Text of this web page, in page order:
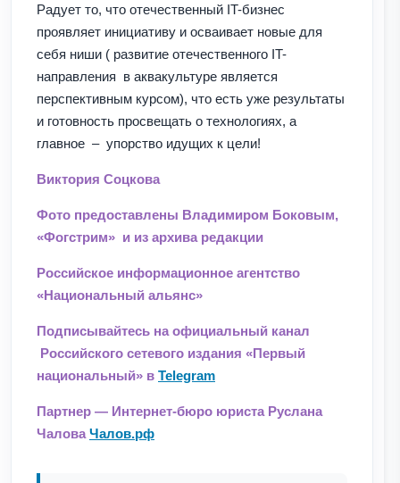
Радует то, что отечественный IT-бизнес
проявляет инициативу и осваивает новые для
себя ниши ( развитие отечественного IT-
направления в аквакультуре является
перспективным курсом), что есть уже результаты
и готовность просвещать о технологиях, а
главное – упорство идущих к цели!
Виктория Соцкова
Фото предоставлены Владимиром Боковым,
«Фогстрим» и из архива редакции
Российское информационное агентство
«Национальный альянс»
Подписывайтесь на официальный канал
Российского сетевого издания «Первый
национальный» в Telegram
Партнер — Интернет-бюро юриста Руслана
Чалова Чалов.рф